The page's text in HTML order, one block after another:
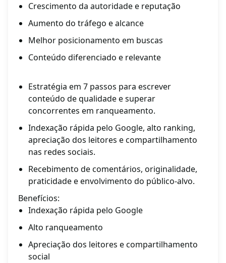
Crescimento da autoridade e reputação
Aumento do tráfego e alcance
Melhor posicionamento em buscas
Conteúdo diferenciado e relevante
Estratégia em 7 passos para escrever
conteúdo de qualidade e superar
concorrentes em ranqueamento.
Indexação rápida pelo Google, alto ranking,
apreciação dos leitores e compartilhamento
nas redes sociais.
Recebimento de comentários, originalidade,
praticidade e envolvimento do público-alvo.
Benefícios:
Indexação rápida pelo Google
Alto ranqueamento
Apreciação dos leitores e compartilhamento
social